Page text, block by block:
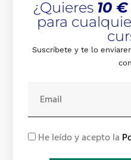
¿Quieres 10
para
Suscríbete y te lo
a
iR He leído y acepto la